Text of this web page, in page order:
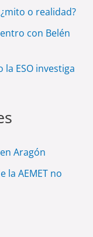
o realidad?
con Belén
ESO investiga
Aragón
la AEMET no